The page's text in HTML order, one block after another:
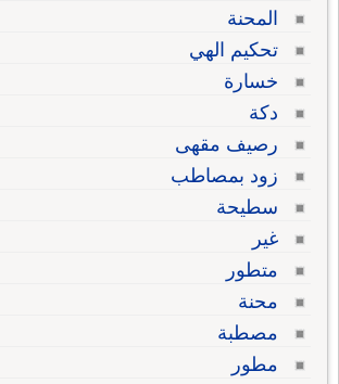
المحنة
تحكيم الهي
خسارة
دكة
رصيف مقهى
زود بمصاطب
سطيحة
غير
متطور
محنة
مصطبة
مطور